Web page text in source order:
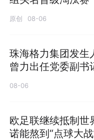
原创 08-06
珠海格力集团发生
曾力出任党委副书
08-06
欧足联继续抵制世
诺能熬到“点球大战